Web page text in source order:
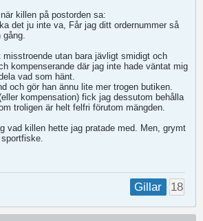
killen på postorden sa:
det ju inte va, Får jag ditt ordernummer så
gång.
utan bara jävligt smidigt och
kompenserande där jag inte hade väntat mig
vad som hänt.
och gör han ännu lite mer trogen butiken.
kompensation) fick jag dessutom behålla
troligen är helt felfri förutom mängden.
vad killen hette jag pratade med. Men, grymt
Gillar 18